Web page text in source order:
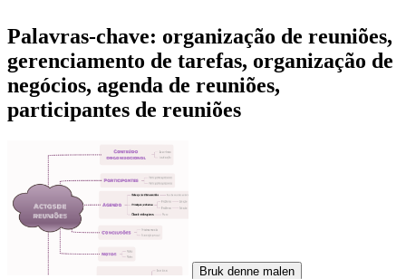
Palavras-chave: organização de reuniões,
gerenciamento de tarefas, organização de
negócios, agenda de reuniões,
participantes de reuniões
Bruk denne malen